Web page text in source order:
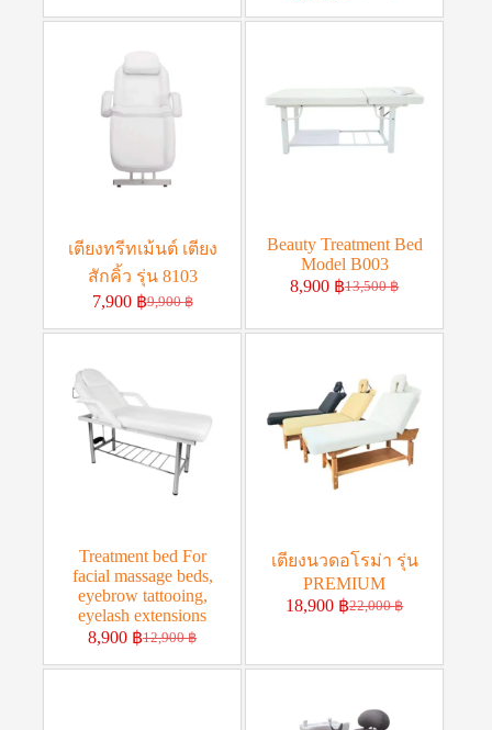
เตียงทรีทเม้นต์ เตียง
สักคิ้ว รุ่น 8103
9,900฿
7,900 ฿
Beauty Treatment Bed
Model B003
13,500฿
8,900 ฿
Treatment bed For
facial massage beds,
eyebrow tattooing,
eyelash extensions
12,900฿
8,900 ฿
เตียงนวดอโรม่า รุ่น
PREMIUM
22,000฿
18,900 ฿